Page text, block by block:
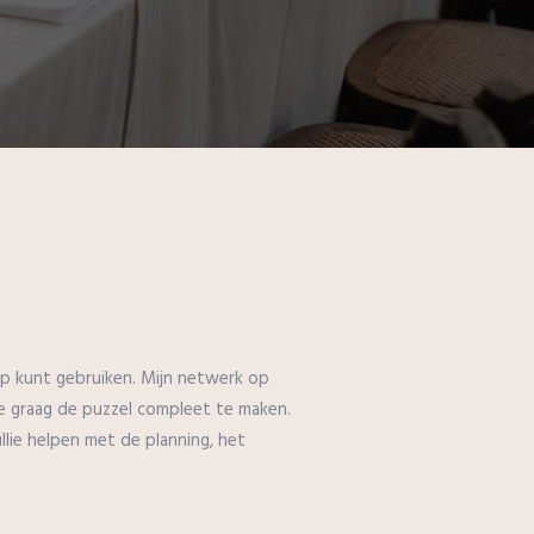
kunt gebruiken. Mijn netwerk op
de puzzel compleet te maken.
helpen met de planning, het